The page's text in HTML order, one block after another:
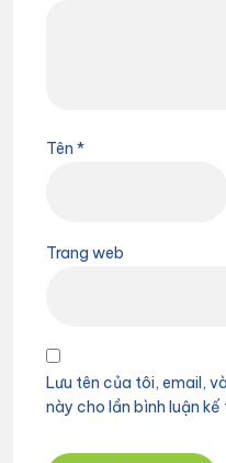
Tên *
Trang web
Lưu tên của tôi, email,
này cho lần bình luận